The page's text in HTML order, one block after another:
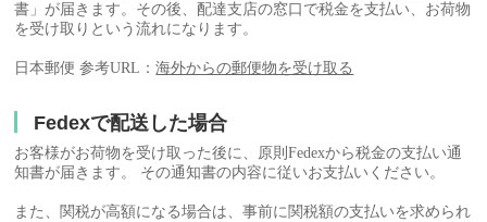
書」が届きます。その後、配達支店の窓口で税金を支払い、お荷物
を受け取りという流れになります。
日本郵便 参考URL：海外からの郵便物を受け取る
Fedexで配送した場合
お客様がお荷物を受け取った後に、原則Fedexから税金の支払い通
知書が届きます。 その通知書の内容に従いお支払いください。
また、関税が高額になる場合は、事前に関税額の支払いを求められ